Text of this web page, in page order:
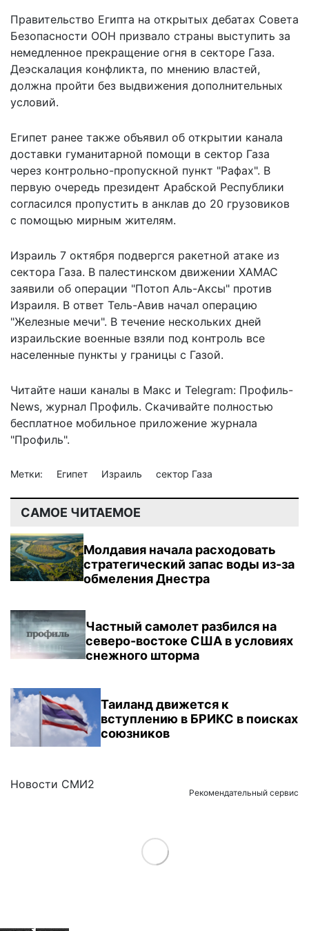
Правительство Египта на открытых дебатах Совета
Безопасности ООН призвало страны выступить за
немедленное прекращение огня в секторе Газа.
Деэскалация конфликта, по мнению властей,
должна пройти без выдвижения дополнительных
условий.
Египет ранее также объявил об открытии канала
доставки гуманитарной помощи в сектор Газа
через контрольно-пропускной пункт "Рафах". В
первую очередь президент Арабской Республики
согласился пропустить в анклав до 20 грузовиков
с помощью мирным жителям.
Израиль 7 октября подвергся ракетной атаке из
сектора Газа. В палестинском движении ХАМАС
заявили об операции "Потоп Аль-Аксы" против
Израиля. В ответ Тель-Авив начал операцию
"Железные мечи". В течение нескольких дней
израильские военные взяли под контроль все
населенные пункты у границы с Газой.
Читайте наши каналы в Макс и Telegram: Профиль-
News, журнал Профиль. Скачивайте полностью
бесплатное мобильное приложение журнала
"Профиль".
Метки: Египет Израиль сектор Газа
САМОЕ ЧИТАЕМОЕ
Молдавия начала расходовать
стратегический запас воды из-за
обмеления Днестра
Частный самолет разбился на
северо-востоке США в условиях
снежного шторма
Таиланд движется к
вступлению в БРИКС в поисках
союзников
Новости СМИ2
Рекомендательный сервис
Load More